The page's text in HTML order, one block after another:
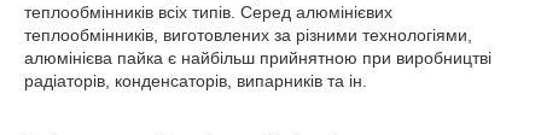
теплообмінників всіх типів. Серед алюмінієвих
теплообмінників, виготовлених за різними технологіями,
алюмінієва пайка є найбільш прийнятною при виробництві
радіаторів, конденсаторів, випарників та ін.